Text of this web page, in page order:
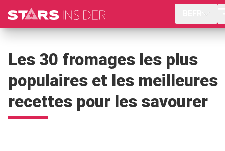
Les 30 fromages les plus
populaires et les meilleures
recettes pour les savourer